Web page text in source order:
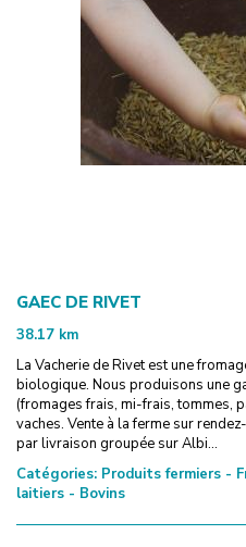
GAEC DE RIVET
38.17 km
La Vacherie de Rivet est une
biologique. Nous produisons une
(fromages frais, mi-frais, tommes,
vaches. Vente à la ferme sur
par livraison groupée sur Albi...
Catégories: Produits fermiers -
laitiers - Bovins